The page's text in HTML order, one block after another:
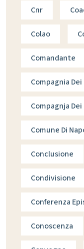
Cnr
Colao
Comandante
Compagnia
Compagnja
Comune Di
Conclusione
Condivisione
Conferenza
Conoscenza